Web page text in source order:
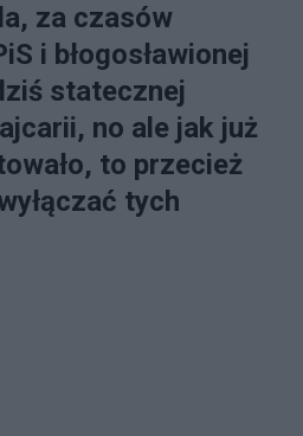
za czasów
i błogosławionej
statecznej
no ale jak już
to przecież
tych